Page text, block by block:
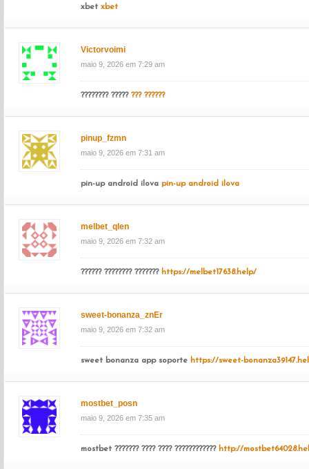
xbet xbet
Victorvoimi
maio 9, 2026 em 7:29 am
???????? ????? ??? ??????
pinup_fzmn
maio 9, 2026 em 7:31 am
pin-up android ilova pin-up android ilova
melbet_qlen
maio 9, 2026 em 7:32 am
?????? ???????? ??????? https://melbet17638.help/
sweet-bonanza_znEr
maio 9, 2026 em 7:32 am
sweet bonanza app soporte https://sweet-
mostbet_posn
maio 9, 2026 em 7:35 am
mostbet ??????? ???? ???? ???????????? http://